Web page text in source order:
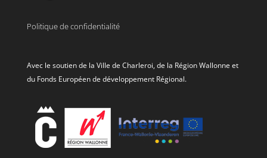
Politique de confidentialité
Avec le soutien de la Ville de Charleroi, de la Région Wallonne et
du Fonds Européen de développement Régional.